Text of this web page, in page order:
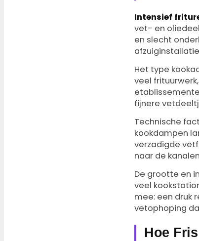
Intensief
vet- en
en slecht
Het type
veel
fijnere
Technische
kookdampen
verzadigde
naar de
De grootte en
veel
mee: een druk
vetophoping
Hoe